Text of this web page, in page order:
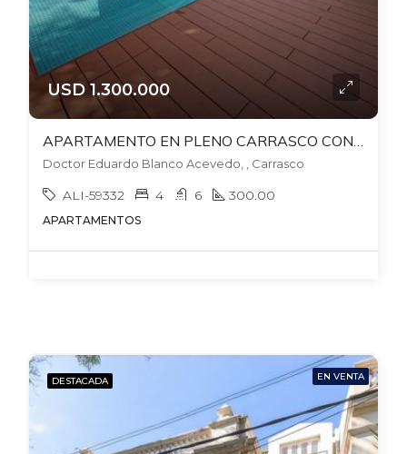
USD 1.300.000
Doctor Eduardo Blanco Acevedo, , Carrasco
ALI-59332 4 6 300.00
APARTAMENTOS
DESTACADA EN VENTA